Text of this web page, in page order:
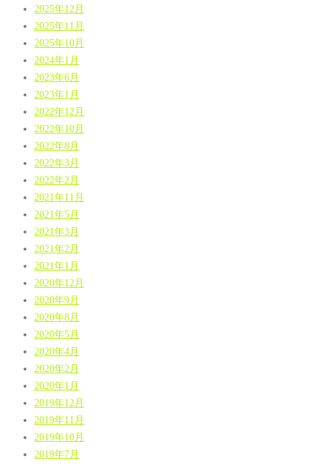
2025年12月
2025年11月
2025年10月
2024年1月
2023年6月
2023年1月
2022年12月
2022年10月
2022年8月
2022年3月
2022年2月
2021年11月
2021年5月
2021年3月
2021年2月
2021年1月
2020年12月
2020年9月
2020年8月
2020年5月
2020年4月
2020年2月
2020年1月
2019年12月
2019年11月
2019年10月
2019年7月